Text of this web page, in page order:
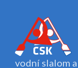
vodní slalom